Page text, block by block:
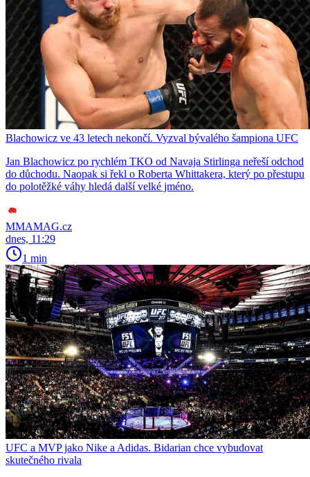
Blachowicz ve 43 letech nekončí. Vyzval bývalého šampiona UFC
Jan Blachowicz po rychlém TKO od Navaja Stirlinga neřeší odchod
do důchodu. Naopak si řekl o Roberta Whittakera, který po přestupu
do polotěžké váhy hledá další velké jméno.
MMAMAG.cz
dnes, 11:29
1 min
UFC a MVP jako Nike a Adidas. Bidarian chce vybudovat
skutečného rivala